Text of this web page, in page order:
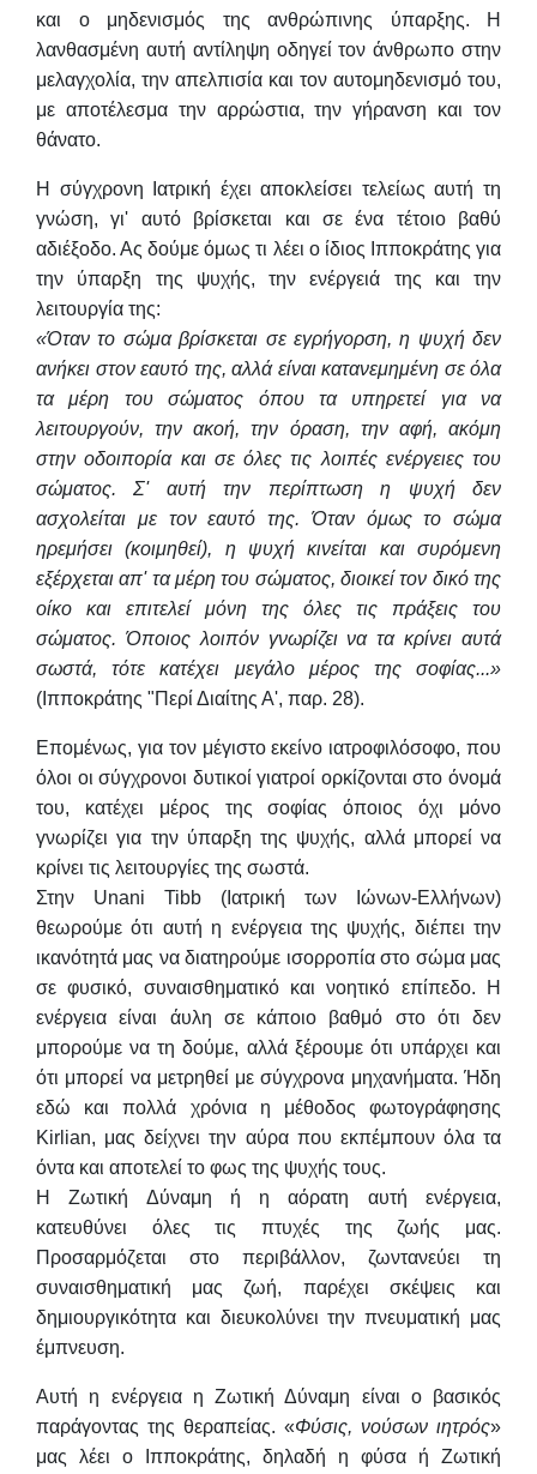
και ο μηδενισμός της ανθρώπινης ύπαρξης. Η
λανθασμένη αυτή αντίληψη οδηγεί τον άνθρωπο στην
μελαγχολία, την απελπισία και τον αυτομηδενισμό του,
με αποτέλεσμα την αρρώστια, την γήρανση και τον
θάνατο.
Η σύγχρονη Ιατρική έχει αποκλείσει τελείως αυτή τη
γνώση, γι' αυτό βρίσκεται και σε ένα τέτοιο βαθύ
αδιέξοδο. Ας δούμε όμως τι λέει ο ίδιος Ιπποκράτης για
την ύπαρξη της ψυχής, την ενέργειά της και την
λειτουργία της:
«Όταν το σώμα βρίσκεται σε εγρήγορση, η ψυχή δεν
ανήκει στον εαυτό της, αλλά είναι κατανεμημένη σε όλα
τα μέρη του σώματος όπου τα υπηρετεί για να
λειτουργούν, την ακοή, την όραση, την αφή, ακόμη
στην οδοιπορία και σε όλες τις λοιπές ενέργειες του
σώματος. Σ' αυτή την περίπτωση η ψυχή δεν
ασχολείται με τον εαυτό της. Όταν όμως το σώμα
ηρεμήσει (κοιμηθεί), η ψυχή κινείται και συρόμενη
εξέρχεται απ' τα μέρη του σώματος, διοικεί τον δικό της
οίκο και επιτελεί μόνη της όλες τις πράξεις του
σώματος. Όποιος λοιπόν γνωρίζει να τα κρίνει αυτά
σωστά, τότε κατέχει μεγάλο μέρος της σοφίας...»
(Ιπποκράτης "Περί Διαίτης Α', παρ. 28).
Επομένως, για τον μέγιστο εκείνο ιατροφιλόσοφο, που
όλοι οι σύγχρονοι δυτικοί γιατροί ορκίζονται στο όνομά
του, κατέχει μέρος της σοφίας όποιος όχι μόνο
γνωρίζει για την ύπαρξη της ψυχής, αλλά μπορεί να
κρίνει τις λειτουργίες της σωστά.
Στην Unani Tibb (Ιατρική των Ιώνων-Ελλήνων)
θεωρούμε ότι αυτή η ενέργεια της ψυχής, διέπει την
ικανότητά μας να διατηρούμε ισορροπία στο σώμα μας
σε φυσικό, συναισθηματικό και νοητικό επίπεδο. Η
ενέργεια είναι άυλη σε κάποιο βαθμό στο ότι δεν
μπορούμε να τη δούμε, αλλά ξέρουμε ότι υπάρχει και
ότι μπορεί να μετρηθεί με σύγχρονα μηχανήματα. Ήδη
εδώ και πολλά χρόνια η μέθοδος φωτογράφησης
Kirlian, μας δείχνει την αύρα που εκπέμπουν όλα τα
όντα και αποτελεί το φως της ψυχής τους.
Η Ζωτική Δύναμη ή η αόρατη αυτή ενέργεια,
κατευθύνει όλες τις πτυχές της ζωής μας.
Προσαρμόζεται στο περιβάλλον, ζωντανεύει τη
συναισθηματική μας ζωή, παρέχει σκέψεις και
δημιουργικότητα και διευκολύνει την πνευματική μας
έμπνευση.
Αυτή η ενέργεια η Ζωτική Δύναμη είναι ο βασικός
παράγοντας της θεραπείας. «Φύσις, νούσων ιητρός»
μας λέει ο Ιπποκράτης, δηλαδή η φύσα ή Ζωτική